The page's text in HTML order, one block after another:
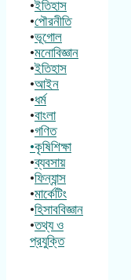
•ইতিহাস
•পৌরনীতি
•ভূগোল
•মনোবিজ্ঞান
•ইতিহাস
•আইন
•ধর্ম
•বাংলা
•গণিত
•কৃষিশিক্ষা
•ব্যবসায়
•ফিন্যান্স
•মার্কেটিং
•হিসাববিজ্ঞান
•তথ্য ও
প্রযুক্তি